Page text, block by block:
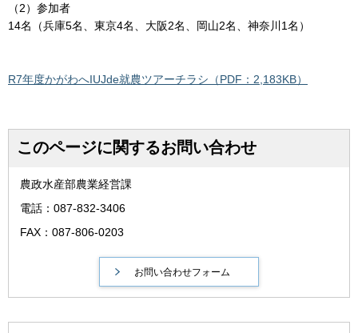
（2）参加者
14名（兵庫5名、東京4名、大阪2名、岡山2名、神奈川1名）
R7年度かがわへIUJde就農ツアーチラシ（PDF：2,183KB）
このページに関するお問い合わせ
農政水産部農業経営課
電話：087-832-3406
FAX：087-806-0203